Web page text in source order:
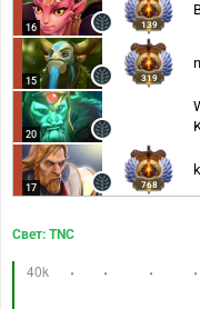
16 139
15 319
20
17 768
Свет: TNC